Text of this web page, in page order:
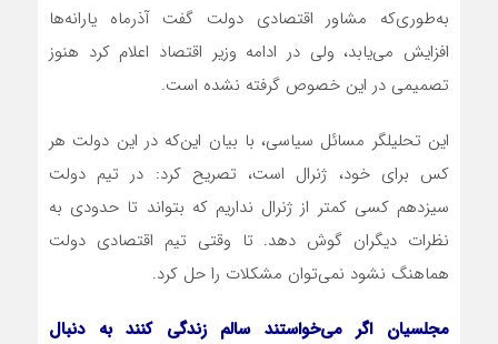
به‌طوری‌که مشاور اقتصادی دولت گفت آذرماه یارانه‌ها
افزایش می‌یابد، ولی در ادامه وزیر اقتصاد اعلام کرد هنوز
تصمیمی در این خصوص گرفته نشده است.
این تحلیلگر مسائل سیاسی، با بیان این‌‎که در این دولت هر
کس برای خود، ژنرال است، تصریح کرد: در تیم دولت
سیزدهم کسی کمتر از ژنرال نداریم که بتواند تا حدودی به
نظرات دیگران گوش دهد. تا وقتی تیم اقتصادی دولت
هماهنگ نشود نمی‌توان مشکلات را حل کرد.
مجلسیان اگر می‌خواستند سالم زندگی کنند به دنبال